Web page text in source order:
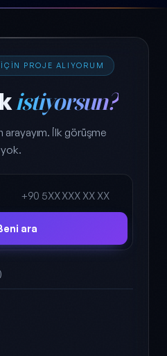
PROJE ALIYORUM
istiyorsun?
arayayım. İlk görüşme
ara